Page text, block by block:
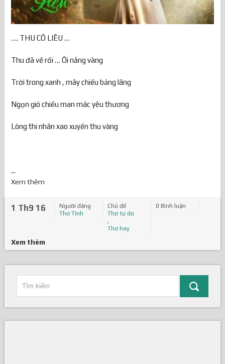
…. THU CÔ LIÊU …
Thu đã về rồi … Ôi nắng vàng
Trời trong xanh , mây chiều bảng lãng
Ngọn gió chiều man mác yêu thương
Lòng thi nhân xao xuyến thu vàng
...
Xem thêm
1 Th9 16
Người đăng
Thơ Tình
Chủ đề
Thơ tự do
,
Thơ hay
0 Bình luận
Xem thêm